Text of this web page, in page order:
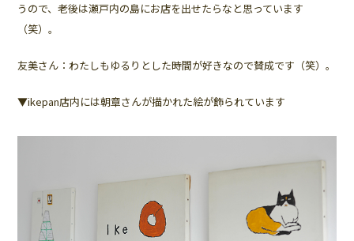
うので、老後は瀬戸内の島にお店を出せたらなと思っています
（笑）。
友美さん：わたしもゆるりとした時間が好きなので賛成です（笑）。
▼ikepan店内には朝章さんが描かれた絵が飾られています